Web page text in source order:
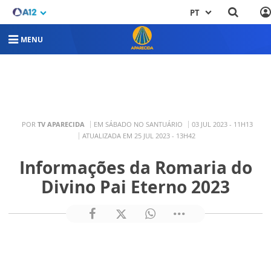
PT
MENU
POR TV APARECIDA EM SÁBADO NO SANTUÁRIO
03 JUL 2023 - 11H13
ATUALIZADA EM 25 JUL 2023 - 13H42
Informações da Romaria do
Divino Pai Eterno 2023